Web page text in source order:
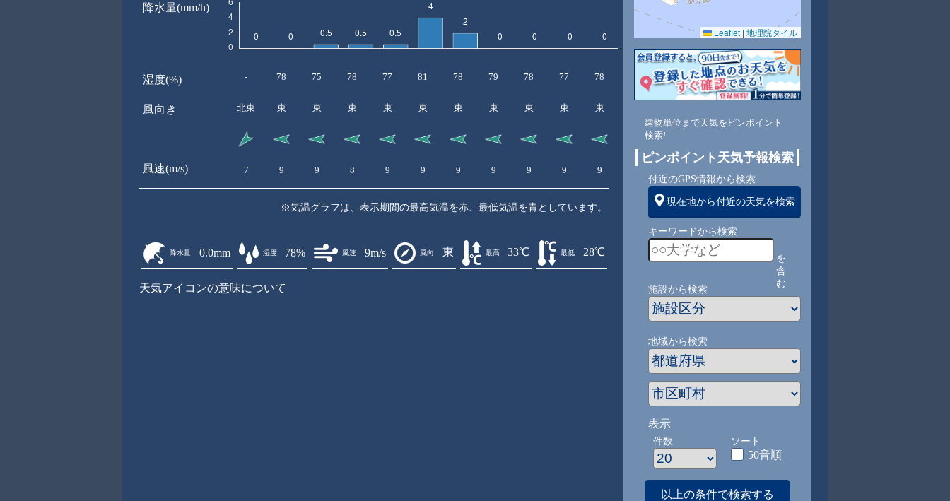
降水量(mm/h)
湿度(%)
風向き
風速(m/s)
- 78 75 78 77 81 78 79 78 77 78 82 80 81 85
北東 東 東 東 東 東 東 東 東 東 東
7 9 9 8 9 9 9 9 9 9 9 9
※気温グラフは、表示期間の最高気温を赤、最低気温を青としています。
降水量 0.0mm 湿度 78% 風速 9m/s 風向 東 最高 33℃ 最低 28℃
天気アイコンの意味について
Leaflet | 地理院タイル
建物単位まで天気をピンポイント
検索!
ピンポイント天気予報検索
付近のGPS情報から検索
現在地から付近の天気を検索
キーワードから検索
を
含
む
施設から検索
地域から検索
表示
件数 ソート
50音順
以上の条件で検索する